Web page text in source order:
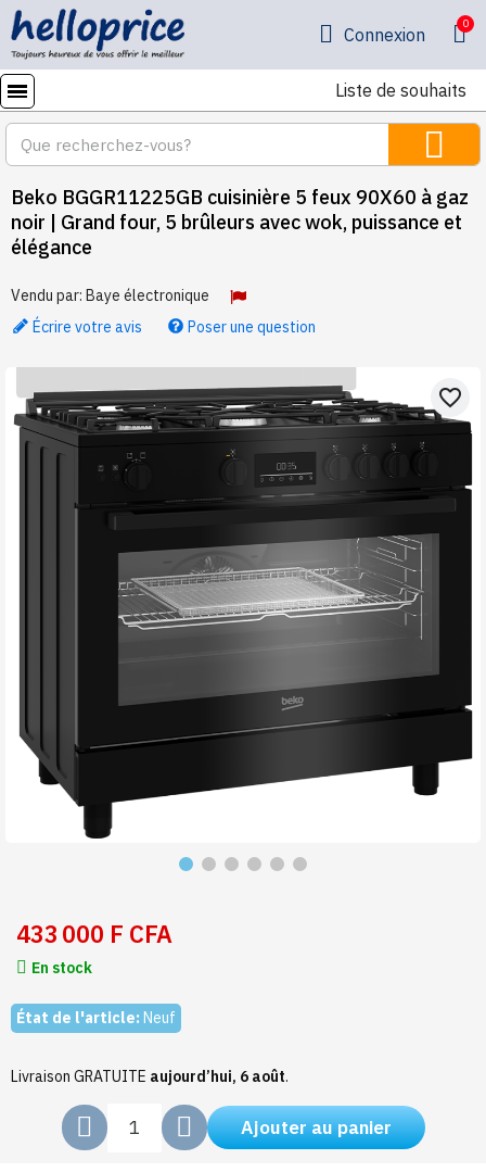
Connexion
Liste de souhaits
Beko BGGR11225GB cuisinière 5 feux 90X60 à gaz
noir | Grand four, 5 brûleurs avec wok, puissance et
élégance
Vendu par: Baye électronique
Écrire votre avis
Poser une question
favorite_border
433 000 F CFA
En stock
État de l'article: Neuf
Livraison GRATUITE aujourd’hui, 6 août.
Ajouter au panier